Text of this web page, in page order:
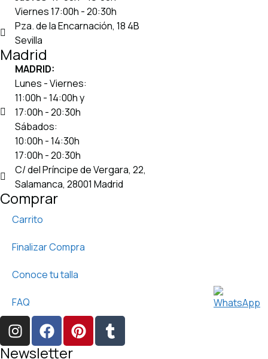
Viernes 17:00h - 20:30h
Pza. de la Encarnación, 18 4B
Sevilla
Madrid
MADRID:
Lunes - Viernes:
11:00h - 14:00h y
17:00h - 20:30h
Sábados:
10:00h - 14:30h
17:00h - 20:30h
C/ del Príncipe de Vergara, 22,
Salamanca, 28001 Madrid
Comprar
Carrito
Finalizar Compra
Conoce tu talla
FAQ
Newsletter